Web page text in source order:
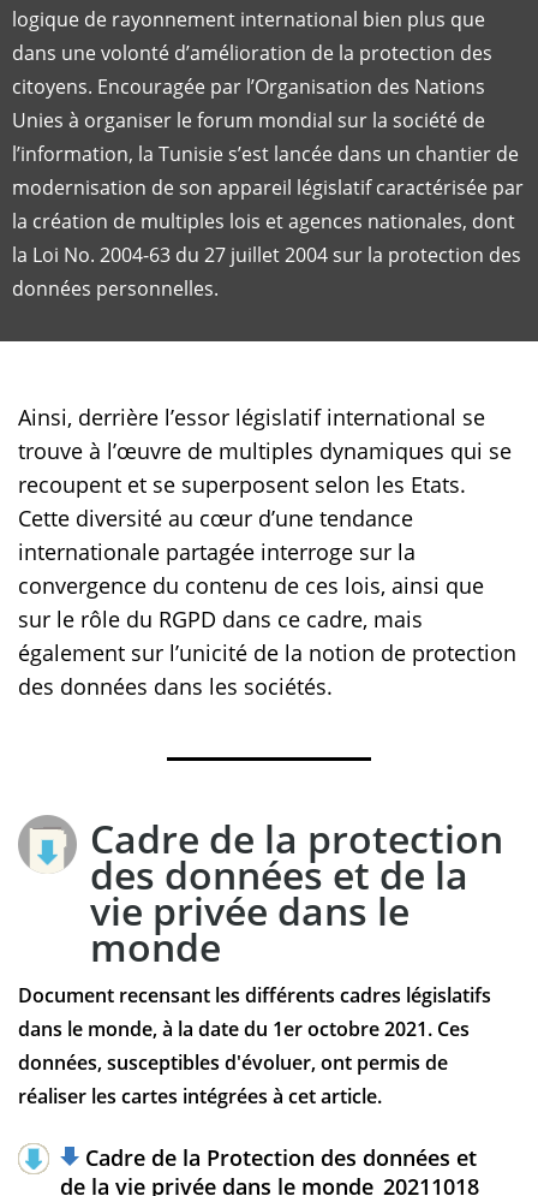
logique de rayonnement international bien plus que
dans une volonté d’amélioration de la protection des
citoyens. Encouragée par l’Organisation des Nations
Unies à organiser le forum mondial sur la société de
l’information, la Tunisie s’est lancée dans un chantier de
modernisation de son appareil législatif caractérisée par
la création de multiples lois et agences nationales, dont
la Loi No. 2004-63 du 27 juillet 2004 sur la protection des
données personnelles.
Ainsi, derrière l’essor législatif international se
trouve à l’œuvre de multiples dynamiques qui se
recoupent et se superposent selon les Etats.
Cette diversité au cœur d’une tendance
internationale partagée interroge sur la
convergence du contenu de ces lois, ainsi que
sur le rôle du RGPD dans ce cadre, mais
également sur l’unicité de la notion de protection
des données dans les sociétés.
Cadre de la protection
des données et de la
vie privée dans le
monde
Document recensant les différents cadres législatifs
dans le monde, à la date du 1er octobre 2021. Ces
données, susceptibles d'évoluer, ont permis de
réaliser les cartes intégrées à cet article.
Cadre de la Protection des données et
de la vie privée dans le monde_20211018